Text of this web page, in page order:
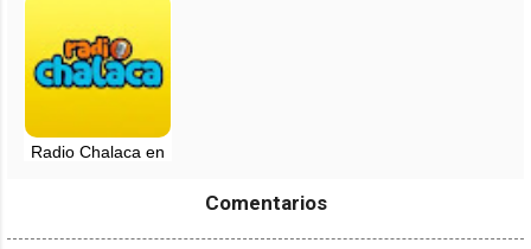
Radio Chalaca en
Comentarios